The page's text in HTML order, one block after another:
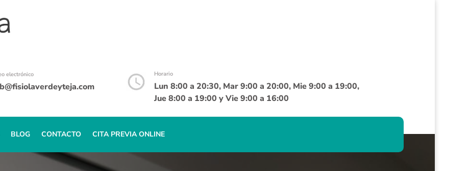
electrónico Horario
Lun 8:00 a 20:30, Mar 9:00 a 20:00, Mie 9:00 a 19:00,
Jue 8:00 a 19:00 y Vie 9:00 a 16:00
BLOG CONTACTO CITA PREVIA ONLINE